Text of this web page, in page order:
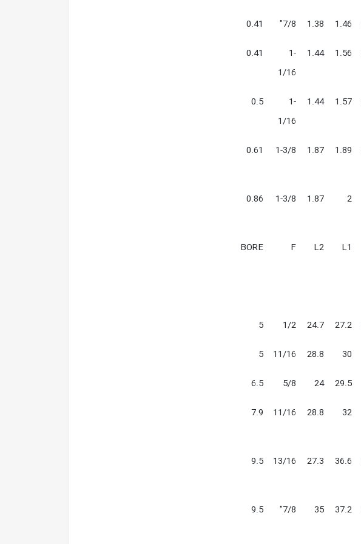
1.46
1.38
7/8"
0.41
1.56
1.44
1-
1/16
0.41
1.57
1.44
1-
1/16
0.5
1.89
1.87
1-3/8
0.61
2
1.87
1-3/8
0.86
L1
L2
F
BORE
27.2
24.7
1/2
5
30
28.8
11/16
5
29.5
24
5/8
6.5
32
28.8
11/16
7.9
36.6
27.3
13/16
9.5
37.2
35
7/8"
9.5